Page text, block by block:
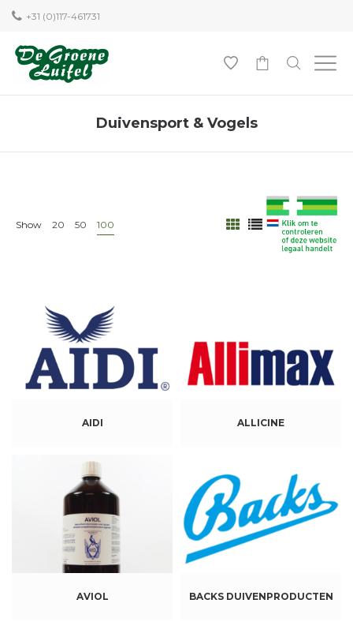
+31 (0)117-461731
Duivensport & Vogels
Show 20 50 100
AIDI ALLICINE
AVIOL BACKS DUIVENPRODUCTEN